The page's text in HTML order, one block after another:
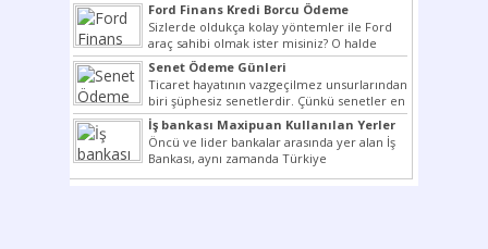
Ford Finans Kredi Borcu Ödeme
Sizlerde oldukça kolay yöntemler ile Ford
araç sahibi olmak ister misiniz? O halde
yazımız ilginizi...
Senet Ödeme Günleri
Ticaret hayatının vazgeçilmez unsurlarından
biri şüphesiz senetlerdir. Çünkü senetler en
çok kullanılan ödeme araçlarıdır. Taksitler...
İş bankası Maxipuan Kullanılan Yerler
Öncü ve lider bankalar arasında yer alan İş
Bankası, aynı zamanda Türkiye
Cumhuriyeti’nin ilk milli...